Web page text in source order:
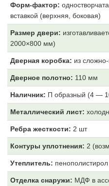
Форм-фактор:
вставкой (верхняя, боковая)
Размер двери:
2000×800 мм)
Дверная коробка: из
Дверное полотно: 110 мм
Наличник: П образный (4 —
Металлический лист:
Ребра жесткости: 2 шт
Контуры уплотнения: 2
Утеплитель: пенополистирол
Отделка снаружи: МДФ в